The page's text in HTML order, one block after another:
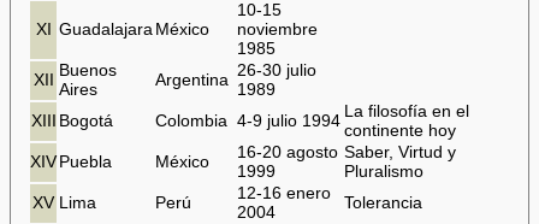
XI Guadalajara México
10-15
noviembre
1985
XII
Buenos
Aires
Argentina
26-30 julio
1989
XIII
Bogotá Colombia 4-9 julio 1994
La filosofía en el
continente hoy
XIV Puebla México
16-20 agosto
1999
Saber, Virtud y
Pluralismo
XV Lima Perú
12-16 enero
2004
Tolerancia